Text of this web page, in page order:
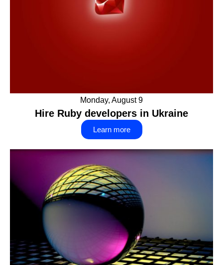
Monday, August 9
Hire Ruby developers in Ukraine
Learn more